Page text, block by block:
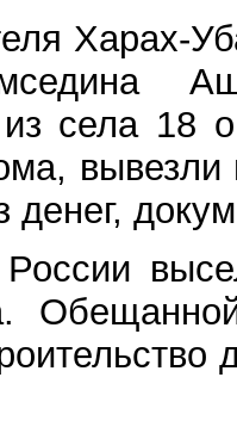
Харах-
села 18
денег,